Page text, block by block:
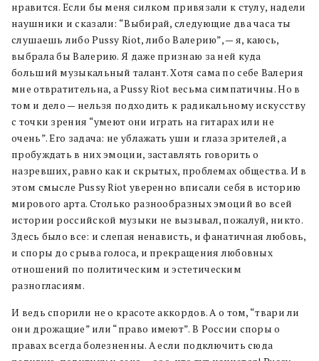
нравится. Если бы меня силком привязали к стулу, надели
наушники и сказали: “Выбирай, следующие два часа ты
слушаешь либо Pussy Riot, либо Валерию”, — я, каюсь,
выбрала бы Валерию. Я даже признаю за ней куда
больший музыкальный талант. Хотя сама по себе Валерия
мне отвратительна, а Pussy Riot весьма симпатичны. Но в
том и дело — нельзя подходить к радикальному искусству
с точки зрения “умеют они играть на гитарах или не
очень”. Его задача: не ублажать уши и глаза зрителей, а
пробуждать в них эмоции, заставлять говорить о
назревших, равно как и скрытых, проблемах общества. И в
этом смысле Pussy Riot уверенно вписали себя в историю
мирового арта. Столько разнообразных эмоций во всей
истории российской музыки не вызывал, пожалуй, никто.
Здесь было все: и слепая ненависть, и фанатичная любовь,
и споры до срыва голоса, и прекращения любовных
отношений по политическим и эстетическим
разногласиям.
И ведь спорили не о красоте аккордов. А о том, “твари ли
они дрожащие” или “право имеют”. В России споры о
правах всегда болезненны. А если подключить сюда